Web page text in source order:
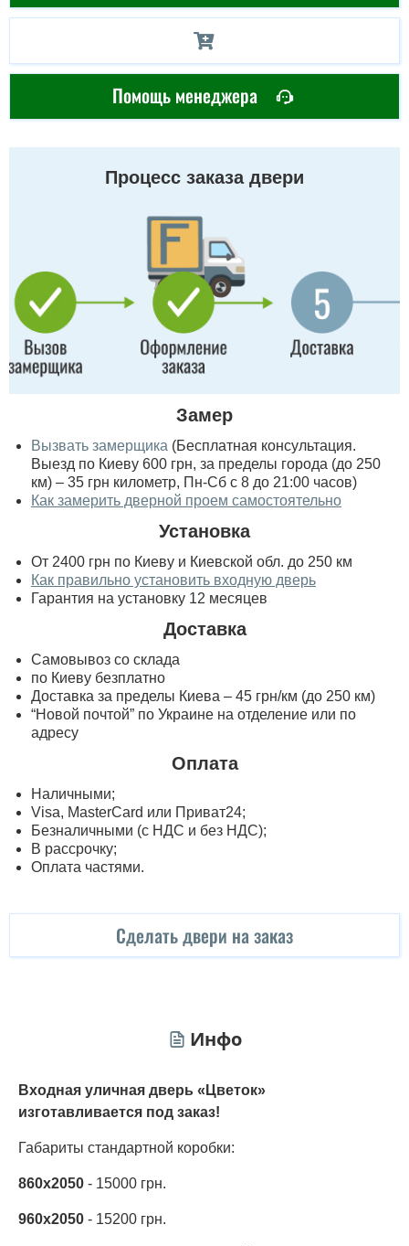
Помощь менеджера
Процесс заказа двери
Замер
Вызвать замерщика (Бесплатная консультация.
Выезд по Киеву 600 грн, за пределы города (до 250
км) – 35 грн километр, Пн-Сб с 8 до 21:00 часов)
Как замерить дверной проем самостоятельно
Установка
От 2400 грн по Киеву и Киевской обл. до 250 км
Как правильно установить входную дверь
Гарантия на установку 12 месяцев
Доставка
Самовывоз со склада
по Киеву безплатно
Доставка за пределы Киева – 45 грн/км (до 250 км)
“Новой почтой” по Украине на отделение или по
адресу
Оплата
Наличными;
Visa, MasterСard или Приват24;
Безналичными (с НДС и без НДС);
В рассрочку;
Оплата частями.
Сделать двери на заказ
Инфо
Входная уличная дверь «Цветок»
изготавливается под заказ!
Габариты стандартной коробки:
860х2050 - 15000 грн.
960х2050 - 15200 грн.